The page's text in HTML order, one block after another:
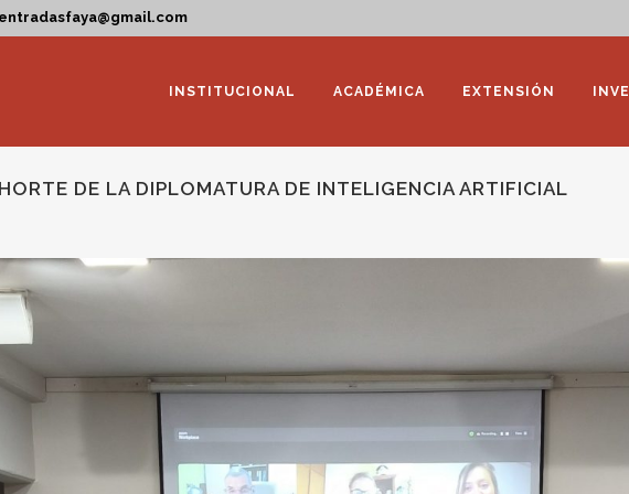
INSTITUCIONAL ACADÉMICA EXTENSIÓN
DE LA DIPLOMATURA DE INTELIGENCIA ARTIFICIAL